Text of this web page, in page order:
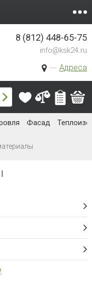
Адреса
8 (812) 448-65-75
info@ksk24.ru
Фасад